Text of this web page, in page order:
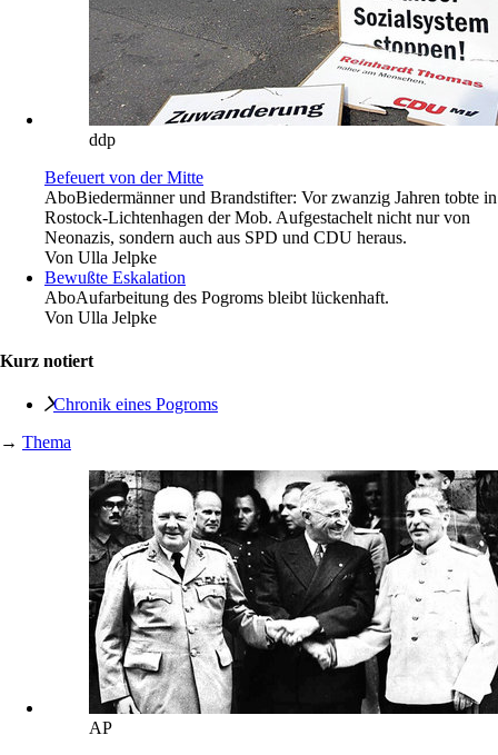
ddp
Befeuert von der Mitte
AboBiedermänner und Brandstifter: Vor zwanzig Jahren tobte in
Rostock-Lichtenhagen der Mob. Aufgestachelt nicht nur von
Neonazis, sondern auch aus SPD und CDU heraus.
Von Ulla Jelpke
Bewußte Eskalation
AboAufarbeitung des Pogroms bleibt lückenhaft.
Von Ulla Jelpke
Kurz notiert
Chronik eines Pogroms
→ Thema
AP